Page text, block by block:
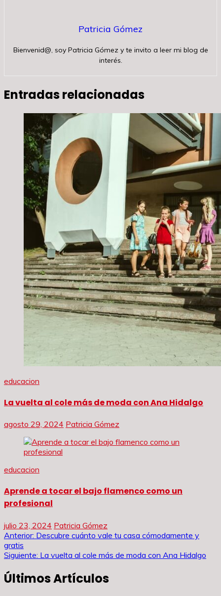
Patricia Gómez
Bienvenid@, soy Patricia Gómez y te invito a leer mi blog de
interés.
Entradas relacionadas
educacion
La vuelta al cole más de moda con Ana Hidalgo
agosto 29, 2024 Patricia Gómez
educacion
Aprende a tocar el bajo flamenco como un
profesional
julio 23, 2024 Patricia Gómez
Navegación
de
entradas
Anterior: Descubre cuánto vale tu casa cómodamente y
gratis
Siguiente: La vuelta al cole más de moda con Ana Hidalgo
Últimos Artículos